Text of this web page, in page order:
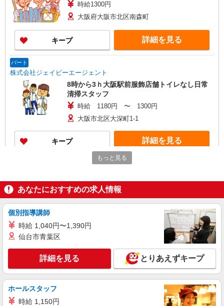
時給1300円
大阪府大阪市北区南森町
キープ 詳細を見る
パート
株式会社ジェイビーエージェント
8時から3ｈ大阪駅前服飾店舗トイレなし日常
清掃スタッフ
時給 1180円 〜 1300円
大阪市北区大深町1-1
キープ 詳細を見る
7時半からか8時から4.5ｈオフィスビル日常清
掃スタッフ
キープ 詳細を見る
パート
株式会社京伸
私立の学校内のトイレ清掃パート
時給1,180円 ※研修期間（1〜3日程度）
もっと見る
あなたにおすすめの求人情報
個別指導講師
時給 1,040円〜1,390円
仙台市青葉区
詳細を見る とりあえずキープ
ホールスタッフ
時給 1,150円